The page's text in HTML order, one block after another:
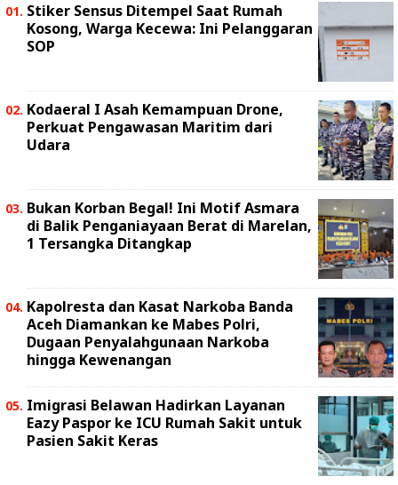
Stiker Sensus Ditempel Saat Rumah
Kosong, Warga Kecewa: Ini Pelanggaran
SOP
Kodaeral I Asah Kemampuan Drone,
Perkuat Pengawasan Maritim dari
Udara
Bukan Korban Begal! Ini Motif Asmara
di Balik Penganiayaan Berat di Marelan,
1 Tersangka Ditangkap
Kapolresta dan Kasat Narkoba Banda
Aceh Diamankan ke Mabes Polri,
Dugaan Penyalahgunaan Narkoba
hingga Kewenangan
Imigrasi Belawan Hadirkan Layanan
Eazy Paspor ke ICU Rumah Sakit untuk
Pasien Sakit Keras